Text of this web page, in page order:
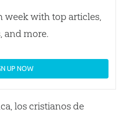
week with top articles,
and more.
UP NOW
los cristianos de